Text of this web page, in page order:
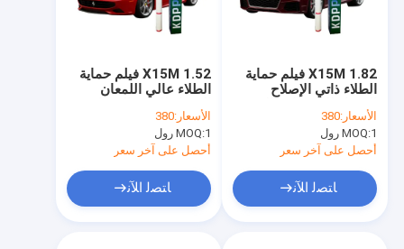
فيلم حماية الطلاء غير الملمع
أدوات PPF الكربون المزورة
أغلفة الفينيل للسيارات
فيلم حماية الزجاج الأمامي
1.52 X15M فيلم حماية
الطلاء عالي اللمعان
للماء ذاتي الإصلاح مع
ضمان 8 سنوات
الأسعار:380
MOQ:1 رول
أحصل على آخر سعر
ﺎﺘﺼﻟ ﺍﻶﻧ
1.82 X15M فيلم حماية
الطلاء ذاتي الإصلاح
للماء
الأسعار:380
MOQ:1 رول
أحصل على آخر سعر
ﺎﺘﺼﻟ ﺍﻶﻧ